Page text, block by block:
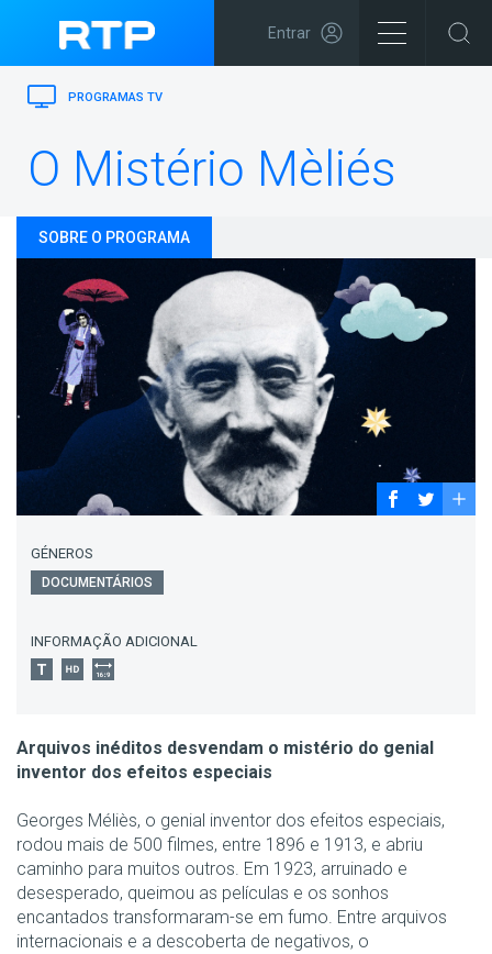
Entrar
PROGRAMAS TV
O Mistério Mèliés
SOBRE O PROGRAMA
GÉNEROS
DOCUMENTÁRIOS
INFORMAÇÃO ADICIONAL
Arquivos inéditos desvendam o mistério do genial
inventor dos efeitos especiais
Georges Méliès, o genial inventor dos efeitos especiais,
rodou mais de 500 filmes, entre 1896 e 1913, e abriu
caminho para muitos outros. Em 1923, arruinado e
desesperado, queimou as películas e os sonhos
encantados transformaram-se em fumo. Entre arquivos
internacionais e a descoberta de negativos, o